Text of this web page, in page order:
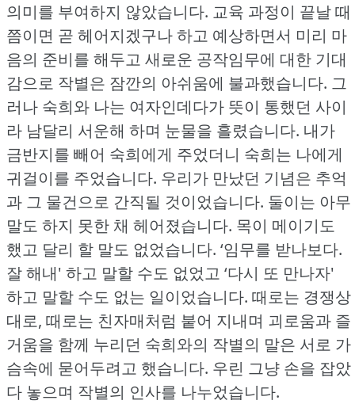
의미를 부여하지 않았습니다. 교육 과정이 끝날 때
쯤이면 곧 헤어지겠구나 하고 예상하면서 미리 마
음의 준비를 해두고 새로운 공작임무에 대한 기대
감으로 작별은 잠깐의 아쉬움에 불과했습니다. 그
러나 숙희와 나는 여자인데다가 뜻이 통했던 사이
라 남달리 서운해 하며 눈물을 흘렸습니다. 내가
금반지를 빼어 숙희에게 주었더니 숙희는 나에게
귀걸이를 주었습니다. 우리가 만났던 기념은 추억
과 그 물건으로 간직될 것이었습니다. 둘이는 아무
말도 하지 못한 채 헤어졌습니다. 목이 메이기도
했고 달리 할 말도 없었습니다. ‘임무를 받나보다.
잘 해내' 하고 말할 수도 없었고 ‘다시 또 만나자'
하고 말할 수도 없는 일이었습니다. 때로는 경쟁상
대로, 때로는 친자매처럼 붙어 지내며 괴로움과 즐
거움을 함께 누리던 숙희와의 작별의 말은 서로 가
슴속에 묻어두려고 했습니다. 우린 그냥 손을 잡았
다 놓으며 작별의 인사를 나누었습니다.